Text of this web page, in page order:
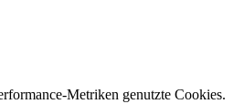
Metriken genutzte Cookies.